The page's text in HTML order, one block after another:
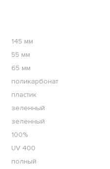
145 мм
55 мм
65 мм
поликарбонат
пластик
зеленный
зеленный
100%
UV 400
полный